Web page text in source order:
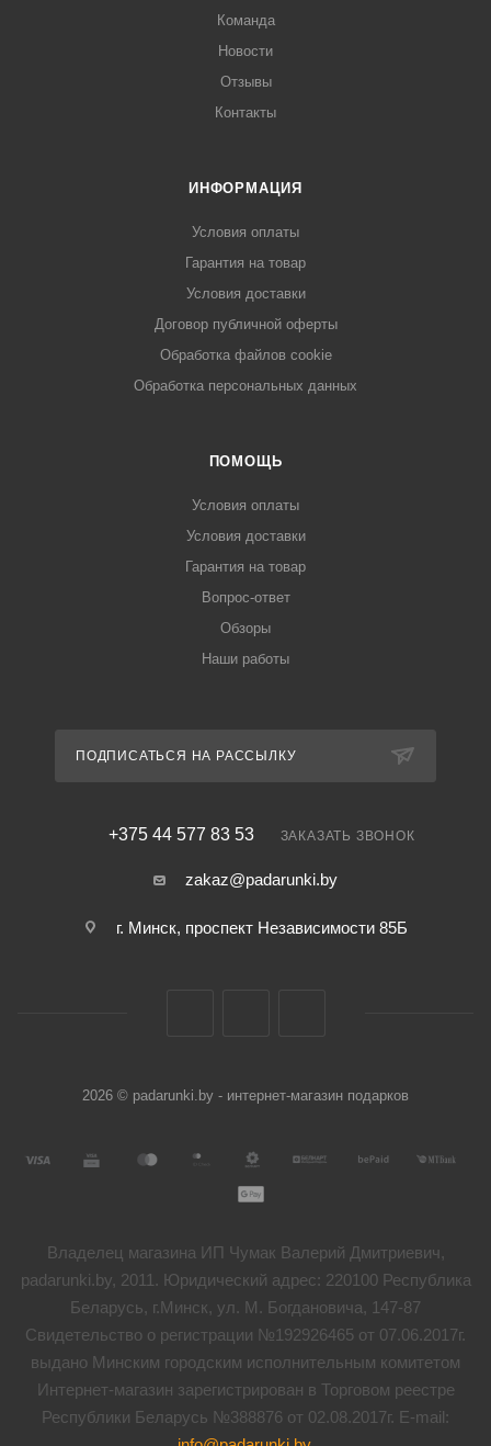
Команда
Новости
Отзывы
Контакты
ИНФОРМАЦИЯ
Условия оплаты
Гарантия на товар
Условия доставки
Договор публичной оферты
Обработка файлов cookie
Обработка персональных данных
ПОМОЩЬ
Условия оплаты
Условия доставки
Гарантия на товар
Вопрос-ответ
Обзоры
Наши работы
ПОДПИСАТЬСЯ НА РАССЫЛКУ
+375 44 577 83 53 ЗАКАЗАТЬ ЗВОНОК
zakaz@padarunki.by
г. Минск, проспект Независимости 85Б
2026 © padarunki.by - интернет-магазин подарков
Владелец магазина ИП Чумак Валерий Дмитриевич,
padarunki.by, 2011. Юридический адрес: 220100 Республика
Беларусь, г.Минск, ул. М. Богдановича, 147-87
Свидетельство о регистрации №192926465 от 07.06.2017г.
выдано Минским городским исполнительным комитетом
Интернет-магазин зарегистрирован в Торговом реестре
Республики Беларусь №388876 от 02.08.2017г. E-mail: